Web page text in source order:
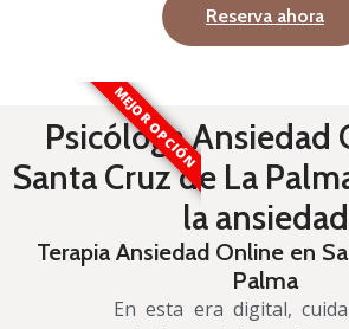
Reserva ahora
MEJOR OPCIÓN
Psicóloga Ansiedad
Santa Cruz de La
la ansiedad
Terapia Ansiedad Online en
Palma
En esta era digital,